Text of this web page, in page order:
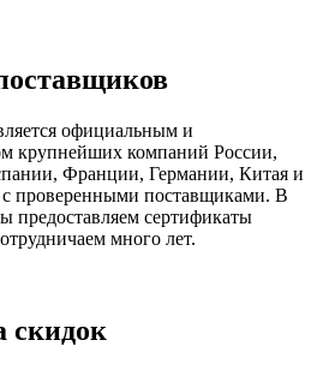
официальным и
крупнейших компаний России,
Франции, Германии, Китая и
проверенными поставщиками. В
предоставляем сертификаты
много лет.
скидок